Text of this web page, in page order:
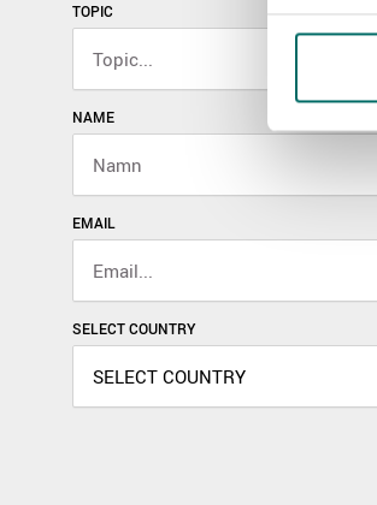
TOPIC
NAME
EMAIL
SELECT COUNTRY